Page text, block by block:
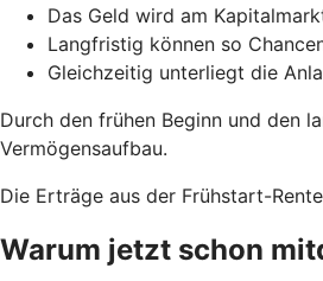
Das Geld wird am
Langfristig können so
Gleichzeitig unterliegt die
Durch den frühen Beginn und den
Vermögensaufbau.
Die Erträge aus der Frühstart-
Warum jetzt schon